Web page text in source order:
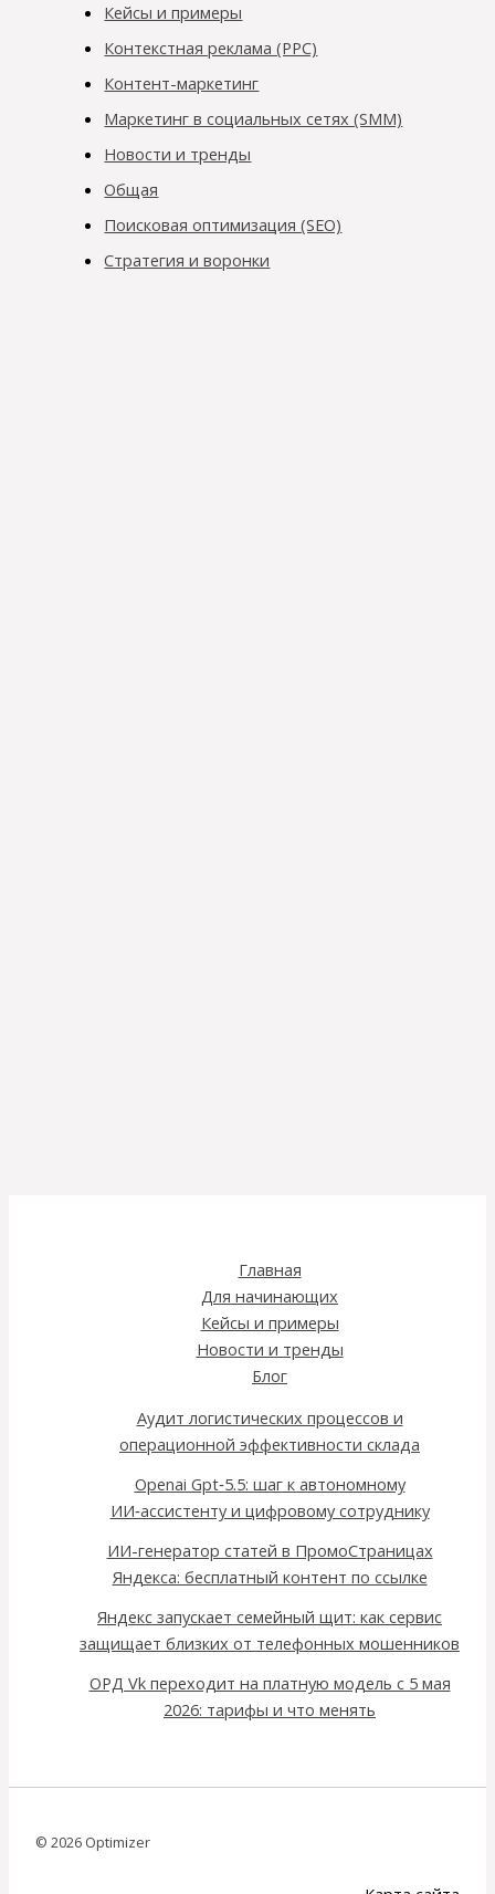
Кейсы и примеры
Контекстная реклама (PPC)
Контент-маркетинг
Маркетинг в социальных сетях (SMM)
Новости и тренды
Общая
Поисковая оптимизация (SEO)
Стратегия и воронки
Главная
Для начинающих
Кейсы и примеры
Новости и тренды
Блог
Аудит логистических процессов и
операционной эффективности склада
Openai Gpt‑5.5: шаг к автономному
ИИ‑ассистенту и цифровому сотруднику
ИИ-генератор статей в ПромоСтраницах
Яндекса: бесплатный контент по ссылке
Яндекс запускает семейный щит: как сервис
защищает близких от телефонных мошенников
ОРД Vk переходит на платную модель с 5 мая
2026: тарифы и что менять
© 2026 Optimizer